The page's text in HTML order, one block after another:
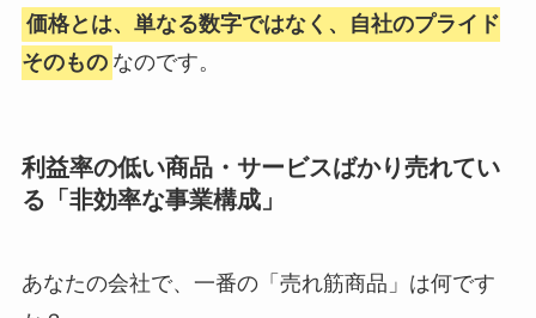
価格とは、単なる数字ではなく、自社のプライド
そのもの なのです。
利益率の低い商品・サービスばかり売れてい
る「非効率な事業構成」
あなたの会社で、一番の「売れ筋商品」は何です